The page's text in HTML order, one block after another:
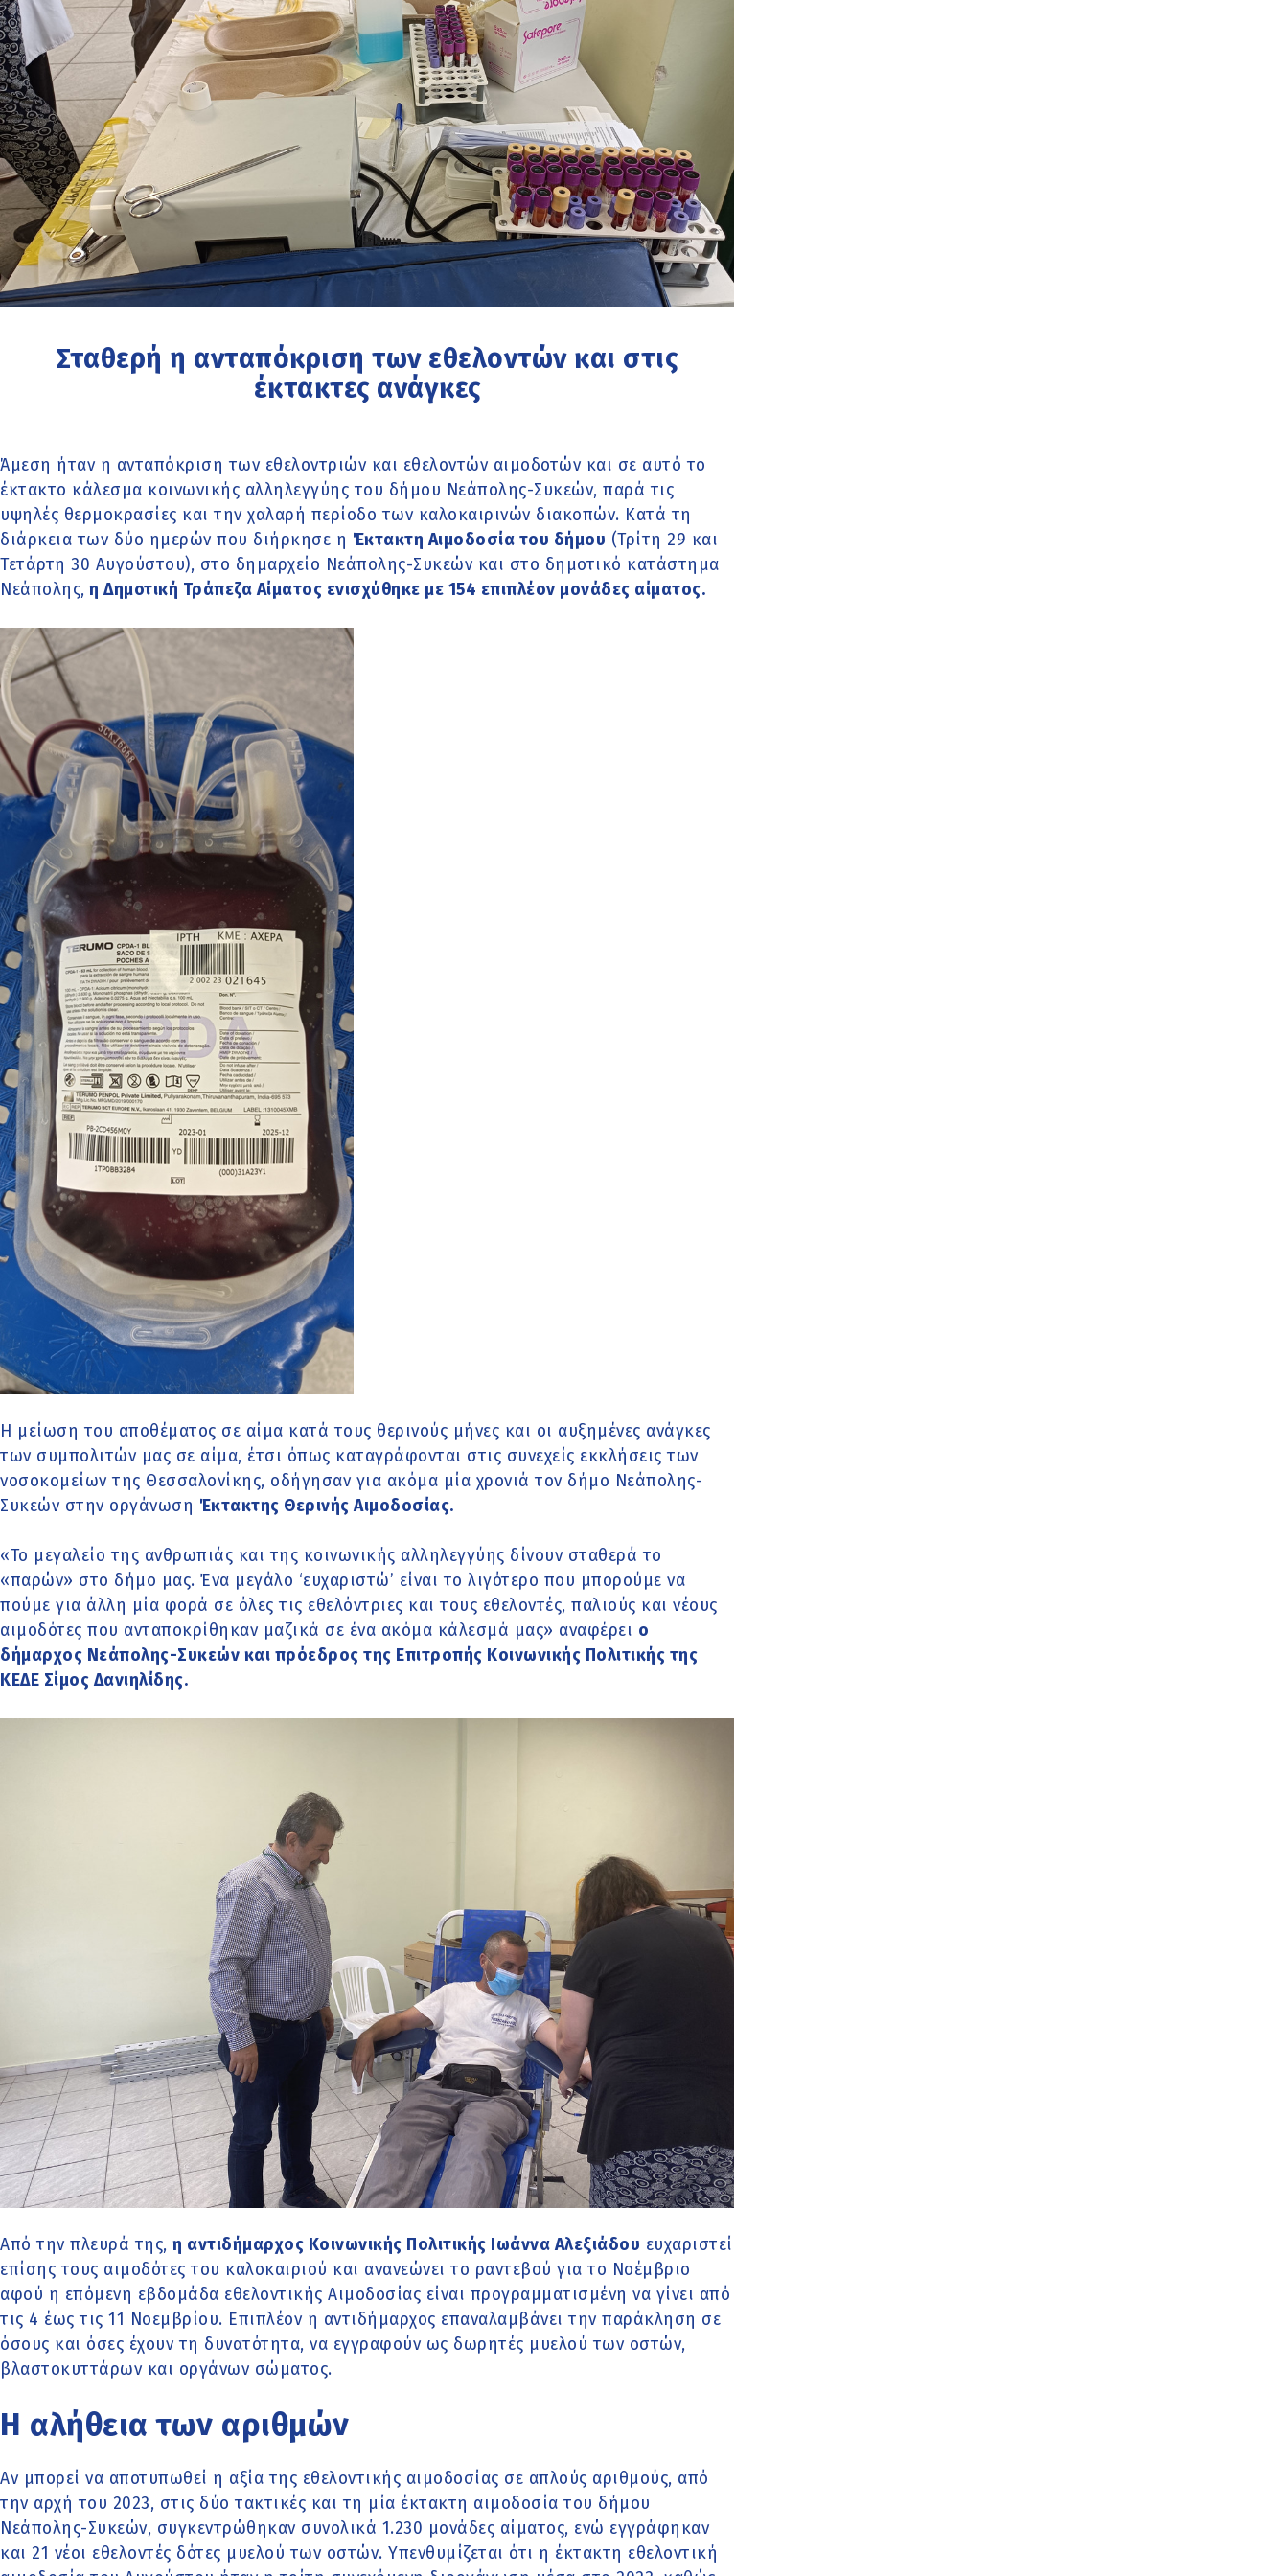
Σταθερή η ανταπόκριση των εθελοντών και στις
έκτακτες ανάγκες
Άμεση ήταν η ανταπόκριση των εθελοντριών και εθελοντών αιμοδοτών και σε αυτό το
έκτακτο κάλεσμα κοινωνικής αλληλεγγύης του δήμου Νεάπολης-Συκεών, παρά τις
υψηλές θερμοκρασίες και την χαλαρή περίοδο των καλοκαιρινών διακοπών. Κατά τη
διάρκεια των δύο ημερών που διήρκησε η Έκτακτη Αιμοδοσία του δήμου (Τρίτη 29 και
Τετάρτη 30 Αυγούστου), στο δημαρχείο Νεάπολης-Συκεών και στο δημοτικό κατάστημα
Νεάπολης, η Δημοτική Τράπεζα Αίματος ενισχύθηκε με 154 επιπλέον μονάδες αίματος.
Η μείωση του αποθέματος σε αίμα κατά τους θερινούς μήνες και οι αυξημένες ανάγκες
των συμπολιτών μας σε αίμα, έτσι όπως καταγράφονται στις συνεχείς εκκλήσεις των
νοσοκομείων της Θεσσαλονίκης, οδήγησαν για ακόμα μία χρονιά τον δήμο Νεάπολης-
Συκεών στην οργάνωση Έκτακτης Θερινής Αιμοδοσίας.
«Το μεγαλείο της ανθρωπιάς και της κοινωνικής αλληλεγγύης δίνουν σταθερά το
«παρών» στο δήμο μας. Ένα μεγάλο ‘ευχαριστώ’ είναι το λιγότερο που μπορούμε να
πούμε για άλλη μία φορά σε όλες τις εθελόντριες και τους εθελοντές, παλιούς και νέους
αιμοδότες που ανταποκρίθηκαν μαζικά σε ένα ακόμα κάλεσμά μας» αναφέρει ο
δήμαρχος Νεάπολης-Συκεών και πρόεδρος της Επιτροπής Κοινωνικής Πολιτικής της
ΚΕΔΕ Σίμος Δανιηλίδης.
Από την πλευρά της, η αντιδήμαρχος Κοινωνικής Πολιτικής Ιωάννα Αλεξιάδου ευχαριστεί
επίσης τους αιμοδότες του καλοκαιριού και ανανεώνει το ραντεβού για το Νοέμβριο
αφού η επόμενη εβδομάδα εθελοντικής Αιμοδοσίας είναι προγραμματισμένη να γίνει από
τις 4 έως τις 11 Νοεμβρίου. Επιπλέον η αντιδήμαρχος επαναλαμβάνει την παράκληση σε
όσους και όσες έχουν τη δυνατότητα, να εγγραφούν ως δωρητές μυελού των οστών,
βλαστοκυττάρων και οργάνων σώματος.
Η αλήθεια των αριθμών
Αν μπορεί να αποτυπωθεί η αξία της εθελοντικής αιμοδοσίας σε απλούς αριθμούς, από
την αρχή του 2023, στις δύο τακτικές και τη μία έκτακτη αιμοδοσία του δήμου
Νεάπολης-Συκεών, συγκεντρώθηκαν συνολικά 1.230 μονάδες αίματος, ενώ εγγράφηκαν
και 21 νέοι εθελοντές δότες μυελού των οστών. Υπενθυμίζεται ότι η έκτακτη εθελοντική